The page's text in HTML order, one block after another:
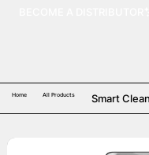
Home All Products Smart